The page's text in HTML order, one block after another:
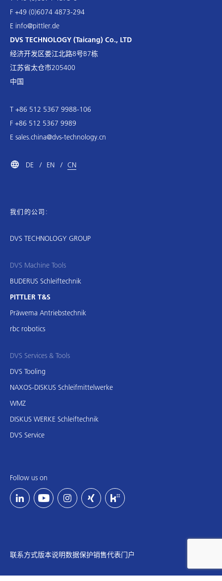
F +49 (0)6074 4873-294
E info@pittler.de
DVS TECHNOLOGY (Taicang) Co., LTD
经济开发区娄江北路8号B7栋
江苏省太仓市205400
中国
T +86 512 5367 9988-106
F +86 512 5367 9989
E sales.china@dvs-technology.cn
DE EN CN
我们的公司:
DVS TECHNOLOGY GROUP
DVS Machine Tools
BUDERUS Schleiftechnik
PITTLER T&S
Präwema Antriebstechnik
rbc robotics
DVS Services & Tools
DVS Tooling
NAXOS-DISKUS Schleifmittelwerke
WMZ
DISKUS WERKE Schleiftechnik
DVS Service
Follow us on
联系方式版本说明数据保护销售代表门户